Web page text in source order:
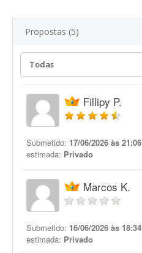
Propostas (5)
Fillipy P.
Submetido: 17/06/2026 às 21:06
estimada: Privado
Marcos K.
Submetido: 16/06/2026 às 18:34
estimada: Privado